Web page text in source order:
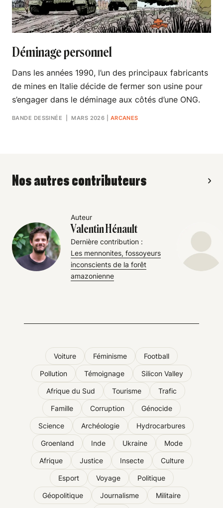
Déminage personnel
Dans les années 1990, l’un des principaux fabricants
de mines en Italie décide de fermer son usine pour
s’engager dans le déminage aux côtés d’une ONG.
BANDE DESSINÉE | MARS 2026 ARCANES
Nos autres contributeurs
Auteur
Valentin Hénault
Dernière contribution :
Les mennonites, fossoyeurs
inconscients de la forêt
amazonienne
Voiture Féminisme Football
Pollution Témoignage Silicon Valley
Afrique du Sud Tourisme Trafic
Famille Corruption Génocide
Science Archéologie Hydrocarbures
Groenland Inde Ukraine Mode
Afrique Justice Insecte Culture
Esport Voyage Politique
Géopolitique Journalisme Militaire